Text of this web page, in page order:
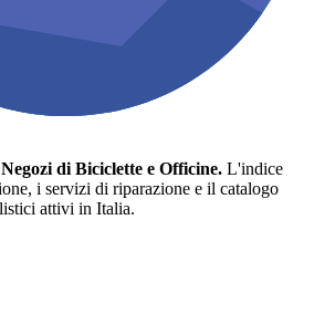
di Biciclette e Officine. L'indice
i servizi di riparazione e il catalogo
attivi in Italia.